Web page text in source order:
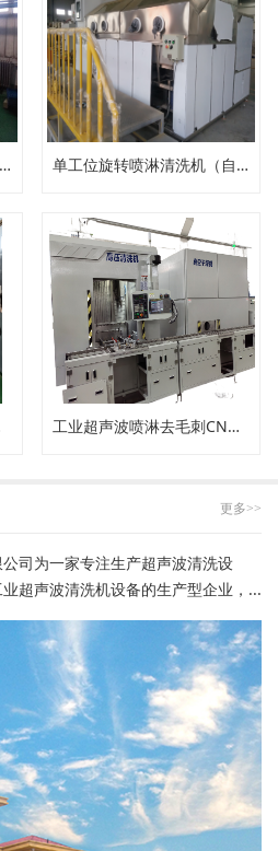
单工位物料箱旋转喷淋清洗机 单工位旋转喷淋清洗机（自动压力清洗机）
工业超声波喷淋去毛刺CNC高压清洗机
更多>>
司为一家专注生产超声波清洗设
超声波清洗机设备的生产型企业，...